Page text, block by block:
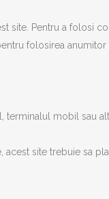
site. Pentru a folosi
folosirea
mobil sau
site trebuie sa